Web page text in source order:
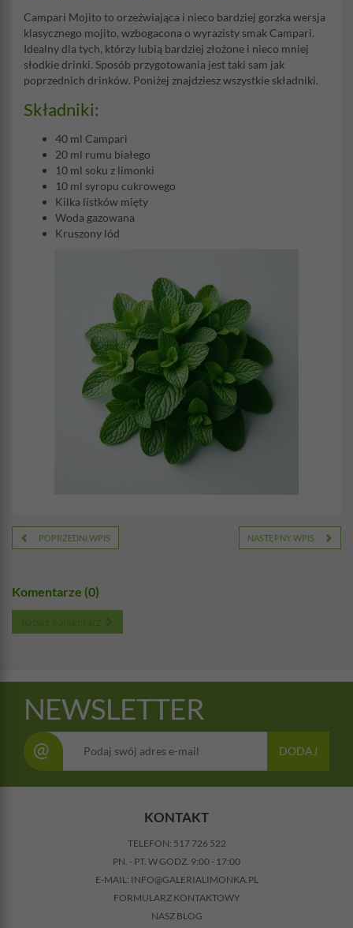
Campari Mojito to orzeźwiająca i nieco bardziej gorzka wersja
klasycznego mojito, wzbogacona o wyrazisty smak Campari.
Idealny dla tych, którzy lubią bardziej złożone i nieco mniej
słodkie drinki. Sposób przygotowania jest taki sam jak
poprzednich drinków. Poniżej znajdziesz wszystkie składniki.
Składniki:
40 ml Campari
20 ml rumu białego
10 ml soku z limonki
10 ml syropu cukrowego
Kilka listków mięty
Woda gazowana
Kruszony lód
POPRZEDNI WPIS NASTĘPNY WPIS
Komentarze (0)
NEWSLETTER
@ DODAJ
KONTAKT
TELEFON: 517 726 522
PN. - PT. W GODZ. 9:00 - 17:00
E-MAIL: INFO@GALERIALIMONKA.PL
FORMULARZ KONTAKTOWY
NASZ BLOG